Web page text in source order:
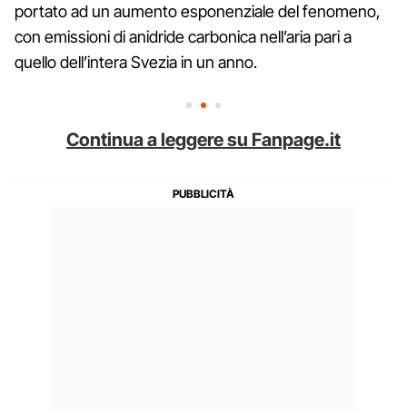
portato ad un aumento esponenziale del fenomeno,
con emissioni di anidride carbonica nell’aria pari a
quello dell’intera Svezia in un anno.
Continua a leggere su Fanpage.it